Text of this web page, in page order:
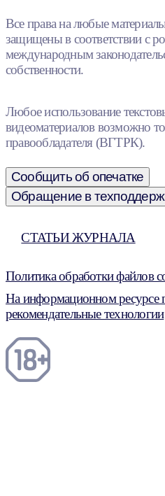
Все права на любые
защищены в соответствии с
международным
собственности.
Любое использование
видеоматериалов возможно
правообладателя (ВГТРК).
Сообщить об опечатке
Обращение в
СТАТЬИ ЖУРНАЛА
Политика обработки файлов
На информационном ресурсе
рекомендательные технологии